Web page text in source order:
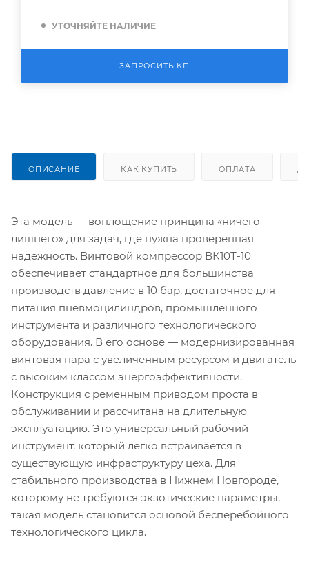
УТОЧНЯЙТЕ НАЛИЧИЕ
ЗАПРОСИТЬ КП
ОПИСАНИЕ КАК КУПИТЬ ОПЛАТА
Эта модель — воплощение принципа «ничего
лишнего» для задач, где нужна проверенная
надежность. Винтовой компрессор ВК10Т-10
обеспечивает стандартное для большинства
производств давление в 10 бар, достаточное для
питания пневмоцилиндров, промышленного
инструмента и различного технологического
оборудования. В его основе — модернизированная
винтовая пара с увеличенным ресурсом и двигатель
с высоким классом энергоэффективности.
Конструкция с ременным приводом проста в
обслуживании и рассчитана на длительную
эксплуатацию. Это универсальный рабочий
инструмент, который легко встраивается в
существующую инфраструктуру цеха. Для
стабильного производства в Нижнем Новгороде,
которому не требуются экзотические параметры,
такая модель становится основой бесперебойного
технологического цикла.